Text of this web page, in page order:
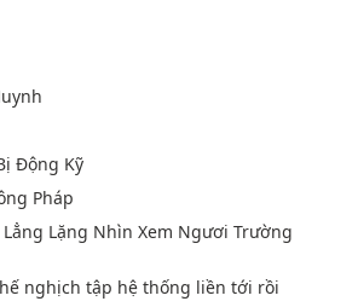
Động Kỹ
Pháp
Lặng Nhìn Xem Ngươi Trường
nghịch tập hệ thống liền tới rồi